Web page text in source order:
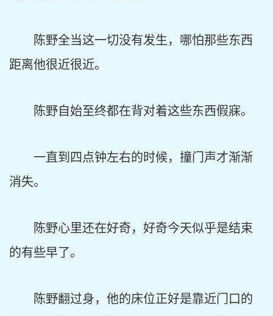
陈野全当这一切没有发生，哪怕那些东西
距离他很近很近。
陈野自始至终都在背对着这些东西假寐。
一直到四点钟左右的时候，撞门声才渐渐
消失。
陈野心里还在好奇，好奇今天似乎是结束
的有些早了。
陈野翻过身，他的床位正好是靠近门口的